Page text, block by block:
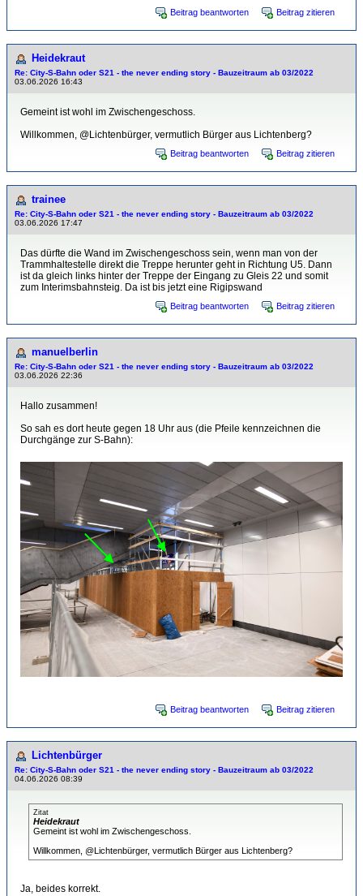
Beitrag beantworten Beitrag zitieren
Heidekraut
Re: City-S-Bahn oder S21 - the never ending story - Bauzeitraum ab 03/2022
03.06.2026 16:43
Gemeint ist wohl im Zwischengeschoss.
Willkommen, @Lichtenbürger, vermutlich Bürger aus Lichtenberg?
Beitrag beantworten Beitrag zitieren
trainee
Re: City-S-Bahn oder S21 - the never ending story - Bauzeitraum ab 03/2022
03.06.2026 17:47
Das dürfte die Wand im Zwischengeschoss sein, wenn man von der
Trammhaltestelle direkt die Treppe herunter geht in Richtung U5. Dann
ist da gleich links hinter der Treppe der Eingang zu Gleis 22 und somit
zum Interimsbahnsteig. Da ist bis jetzt eine Rigipswand
Beitrag beantworten Beitrag zitieren
manuelberlin
Re: City-S-Bahn oder S21 - the never ending story - Bauzeitraum ab 03/2022
03.06.2026 22:36
Hallo zusammen!
So sah es dort heute gegen 18 Uhr aus (die Pfeile kennzeichnen die
Durchgänge zur S-Bahn):
Beitrag beantworten Beitrag zitieren
Lichtenbürger
Re: City-S-Bahn oder S21 - the never ending story - Bauzeitraum ab 03/2022
04.06.2026 08:39
Zitat
Heidekraut
Gemeint ist wohl im Zwischengeschoss.
Willkommen, @Lichtenbürger, vermutlich Bürger aus Lichtenberg?
Ja, beides korrekt.